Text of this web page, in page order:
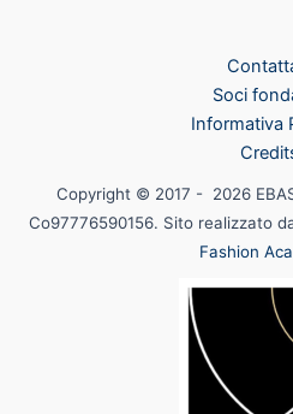
Soci
Informativa
Copyright © 2017 - 2026
Co97776590156. Sito realizzato
Fashion